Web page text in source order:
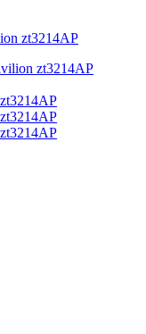
zt3214AP